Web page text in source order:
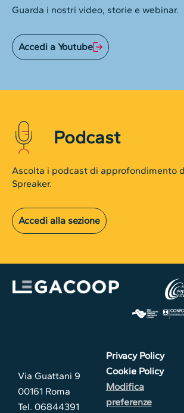
Guarda i nostri video, storie e webinar.
Accedi a Youtube
Podcast
Ascolta i podcast di approfondimento
Spreaker.
Accedi alla sezione
Via Guattani 9
00161 Roma
Tel. 06844391
Privacy Policy
Cookie Policy
Modifica
preferenze